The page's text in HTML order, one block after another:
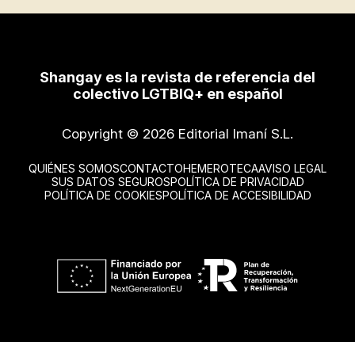
Shangay es la revista de referencia del
colectivo LGTBIQ+ en español
Copyright © 2026 Editorial Imaní S.L.
QUIÉNES SOMOSCONTACTOHEMEROTECAAVISO LEGAL
SUS DATOS SEGUROSPOLÍTICA DE PRIVACIDAD
POLÍTICA DE COOKIESPOLÍTICA DE ACCESIBILIDAD